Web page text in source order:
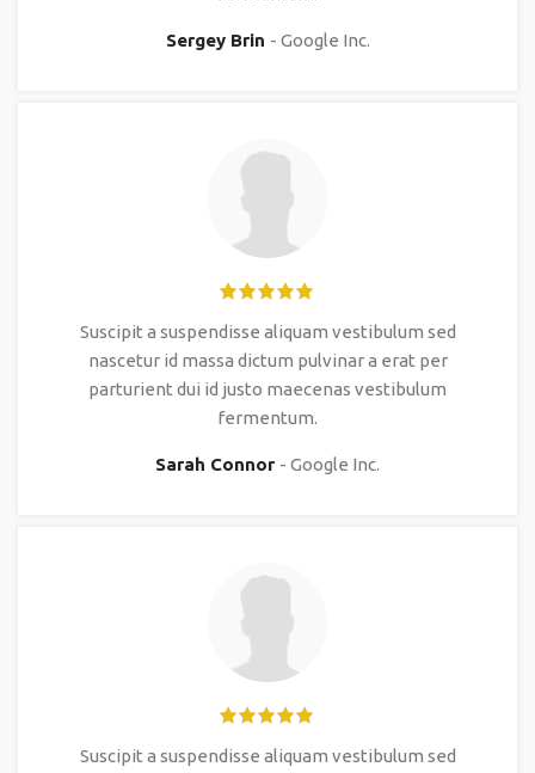
Sergey Brin Google Inc.
Suscipit a suspendisse aliquam vestibulum sed
nascetur id massa dictum pulvinar a erat per
parturient dui id justo maecenas vestibulum
fermentum.
Sarah Connor Google Inc.
Suscipit a suspendisse aliquam vestibulum sed